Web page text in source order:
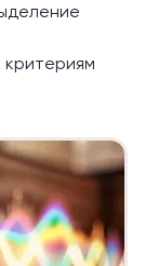
критериям